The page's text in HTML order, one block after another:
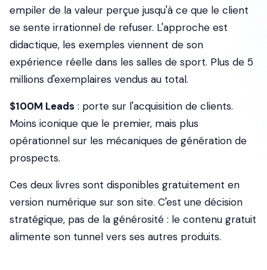
empiler de la valeur perçue jusqu'à ce que le client
se sente irrationnel de refuser. L'approche est
didactique, les exemples viennent de son
expérience réelle dans les salles de sport. Plus de 5
millions d'exemplaires vendus au total.
$100M Leads : porte sur l'acquisition de clients.
Moins iconique que le premier, mais plus
opérationnel sur les mécaniques de génération de
prospects.
Ces deux livres sont disponibles gratuitement en
version numérique sur son site. C'est une décision
stratégique, pas de la générosité : le contenu gratuit
alimente son tunnel vers ses autres produits.